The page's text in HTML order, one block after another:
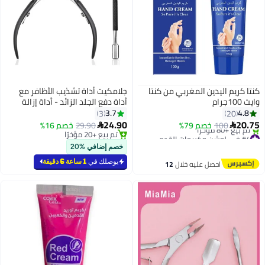
كنتا كريم اليدين المغربي من كنتا
وايت 100جرام
4.8
20
20.75
100 خصم 79%
#4 في لوشن وكريمات القدم
توصيل مجاني
#4 في لوشن وكريمات القدم احصل عليه خلال12
جلامكيت أداة تشذيب الأظافر مع
أداة دفع الجلد الزائد - أداة إزالة
الجلد الزائد - أداة قص الأظافر من
الفولاذ المقاوم للصدأ الاحترافية -
أداة قص الأظافر المتينة لتقليم
الأظافر والأظافر - أداة قص الأظافر
السوداء ، أداة دفع الأظافر الفنية ،
أداة إزالة الأظافر
3.7
3
24.90
29.90خصم 16%
تم بيع +20 مؤخرًا
تم بيع +20 مؤخرًا
خصم إضافي %20
يوصلك في 1 ساعة 6 دقيقة